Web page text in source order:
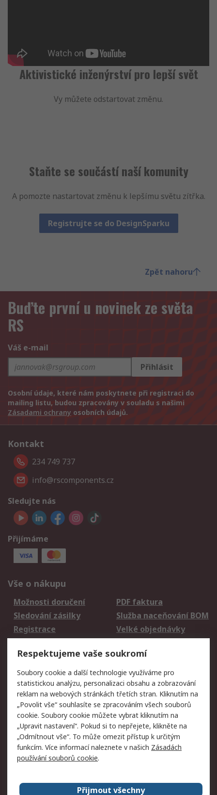
Aktivistické inženýrství pro lepší svět
Vy můžete odstartovat změnu.
Staňte se součástí naší komunity
A pomozte nastartovat změnu k lepšímu světu zítřka.
Registrujte se do DesignSparku
Zpět nahoru
Buďte první u novinek ze světa
RS
Váš e-mail
Přihlásit
Osobní údaje, které nám poskytnete při registraci do
mailing listu, budou zpracovány v souladu s našimi
Zásadami ochrany osobních údajů.
Kontakt
234 749 737
info@rscomponents.cz
Sledujte nás
Přijímáme
Vše o nákupu
Možnosti doručení
PDF faktura
Sledování zásilky
Služba naceňování BOM
Registrace
Velké objednávky
Právní
Autorská práva
Obchodní podmínky
společnosti RS
Prohlášení o ochraně
údajů
Zabezpečení
elektronické pošty
Zásady pro soubory
cookie
Zásady ochrany
osobních údajů
Kontakt
Respektujeme vaše soukromí
Soubory cookie a další technologie využíváme pro
statistickou analýzu, personalizaci obsahu a zobrazování
reklam na webových stránkách třetích stran. Kliknutím na
„Povolit vše“ souhlasíte se zpracováním všech souborů
cookie. Soubory cookie můžete vybrat kliknutím na
„Upravit nastavení“. Pokud si to nepřejete, klikněte na
„Odmítnout vše“. To může omezit přístup k určitým
funkcím. Více informací naleznete v našich Zásadách
používání souborů cookie.
Přijmout všechny